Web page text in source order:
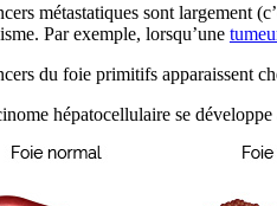
métastatiques sont largement
Par exemple, lorsqu’une
du foie primitifs apparaissent
hépatocellulaire se